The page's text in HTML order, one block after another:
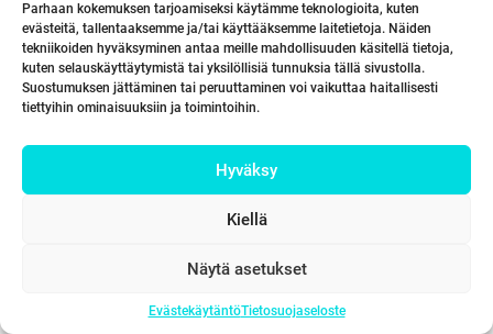
Parhaan kokemuksen tarjoamiseksi käytämme teknologioita, kuten
evästeitä, tallentaaksemme ja/tai käyttääksemme laitetietoja. Näiden
tekniikoiden hyväksyminen antaa meille mahdollisuuden käsitellä tietoja,
kuten selauskäyttäytymistä tai yksilöllisiä tunnuksia tällä sivustolla.
Suostumuksen jättäminen tai peruuttaminen voi vaikuttaa haitallisesti
tiettyihin ominaisuuksiin ja toimintoihin.
Hyväksy
Kiellä
Näytä asetukset
EvästekäytäntöTietosuojaseloste